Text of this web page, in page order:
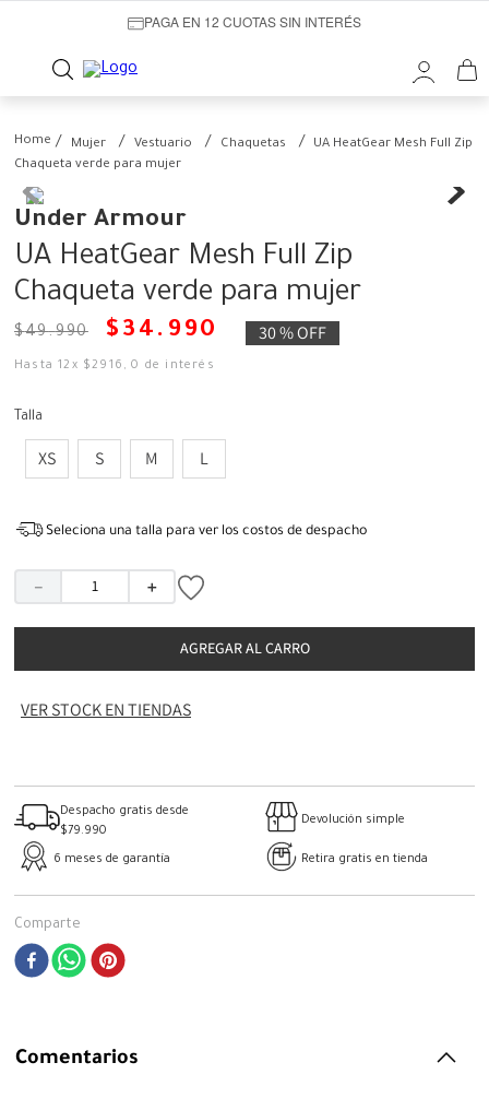
PAGA EN 12 CUOTAS SIN INTERÉS
Mujer Vestuario Chaquetas
UA HeatGear Mesh Full Zip
Chaqueta verde para mujer
Under Armour
UA HeatGear Mesh Full Zip
Chaqueta verde para mujer
$49.990 $ 34 . 990 30 %OFF
Hasta12 x $2916 ,0 de interés
Talla
XS S M L
Seleciona una talla para ver los costos de despacho
＋
－
AGREGAR AL CARRO
VER STOCK EN TIENDAS
Despacho gratis desde
$79.990
Devolución simple
6 meses de garantía Retira gratis en tienda
Comparte
Comentarios